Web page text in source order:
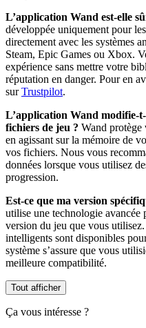
L’application Wand est-elle
développée uniquement pour
directement avec les systèmes
Steam, Epic Games ou Xbox.
expérience sans mettre votre
réputation en danger. Pour en
surTrustpilot.
L’application Wand modifie-
fichiers de jeu ? Wand
en agissant sur la mémoire de
vos fichiers. Nous vous
données lorsque vous utilisez
progression.
Est-ce que ma version
utilise une technologie avancée
version du jeu que vous
intelligents sont disponibles
système s’assure que vous
meilleure compatibilité.
Tout afficher
Ça vous intéresse ?